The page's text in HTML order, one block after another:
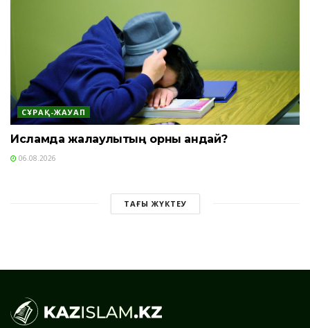
СҰРАҚ-ЖАУАП
Исламда жалқаулықтың орны қандай?
06.08.2026
ТАҒЫ ЖҮКТЕУ